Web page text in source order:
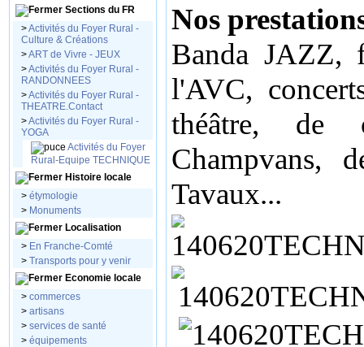
Sections du FR
>Activités du Foyer Rural -
Culture & Créations
>ART de Vivre - JEUX
>Activités du Foyer Rural -
RANDONNEES
>Activités du Foyer Rural -
THEATRE.Contact
>Activités du Foyer Rural -
YOGA
Activités du Foyer
Rural-Equipe TECHNIQUE
Histoire locale
> étymologie
> Monuments
Localisation
> En Franche-Comté
> Transports pour y venir
Economie locale
> commerces
> artisans
> services de santé
> équipements
Nos
Banda JAZZ,
l'AVC,
théâtre, de
Champvans,
Tavaux...